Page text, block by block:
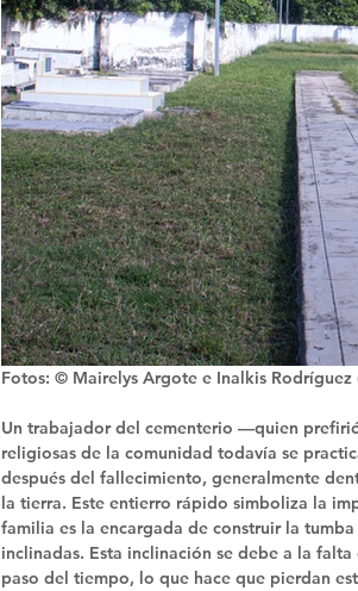
Fotos: © Mairelys Argote e Inalkis Rodríguez
Un trabajador del cementerio —quien
religiosas de la comunidad todavía se
después del fallecimiento, generalmente
la tierra. Este entierro rápido simboliza la
familia es la encargada de construir la
inclinadas. Esta inclinación se debe a la
paso del tiempo, lo que hace que pierdan